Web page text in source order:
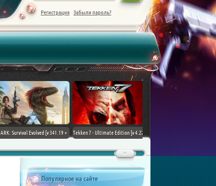
Регистрация Забыли пароль?
ARK: Survival Evolved [v 341.19 +
Tekken 7 - Ultimate Edition [v 4.22
Chovka
Популярное на сайте